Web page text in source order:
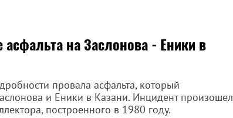
на Заслонова - Еники в
провала асфальта, который
и Еники в Казани. Инцидент произошел
построенного в 1980 году.